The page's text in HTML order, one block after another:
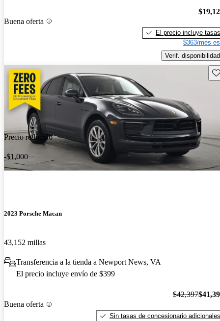
Buena oferta
El precio incluye tasas
$363/mes
Verif. disponibilidad
Precio reducido
-$1,000
2023 Porsche Macan
43,152 millas
Transferencia a la tienda a Newport News, VA
El precio incluye envío de $399
Buena oferta
$42,397
Sin tasas de concesionario adicionales